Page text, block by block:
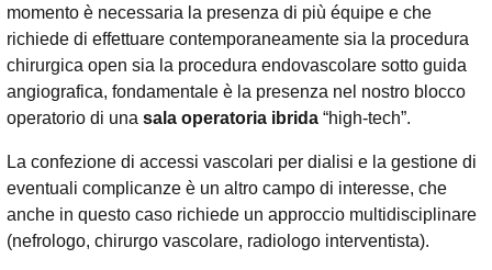
momento è necessaria la presenza di più équipe e che
richiede di effettuare contemporaneamente sia la procedura
chirurgica open sia la procedura endovascolare sotto guida
angiografica, fondamentale è la presenza nel nostro blocco
operatorio di una sala operatoria ibrida “high-tech”.
La confezione di accessi vascolari per dialisi e la gestione di
eventuali complicanze è un altro campo di interesse, che
anche in questo caso richiede un approccio multidisciplinare
(nefrologo, chirurgo vascolare, radiologo interventista).